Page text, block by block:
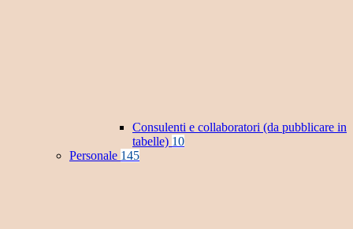
Consulenti e collaboratori (da pubblicare in
tabelle) 10
Personale 145